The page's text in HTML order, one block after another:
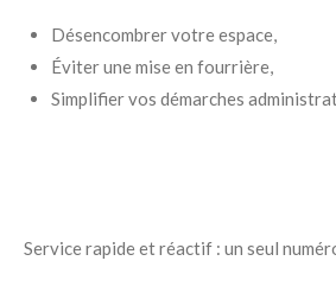
Désencombrer votre espace,
Éviter une mise en fourrière,
Simplifier vos démarches
Service rapide et réactif : un seul